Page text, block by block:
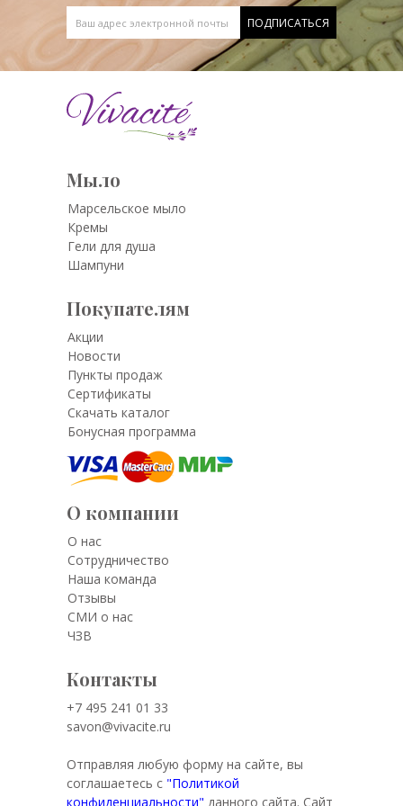
Мыло
Марсельское мыло
Кремы
Гели для душа
Шампуни
Покупателям
Акции
Новости
Пункты продаж
Сертификаты
Скачать каталог
Бонусная программа
О компании
О нас
Сотрудничество
Наша команда
Отзывы
СМИ о нас
ЧЗВ
Контакты
+7 495 241 01 33
savon@vivacite.ru
Отправляя любую форму на сайте, вы
соглашаетесь с "Политикой
конфиденциальности" данного сайта. Сайт